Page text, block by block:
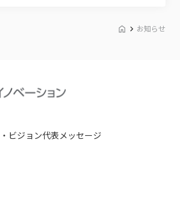
お知らせ
ビジョン代表メッセージ